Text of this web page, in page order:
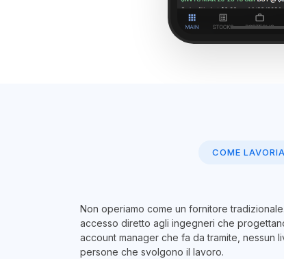
COME
Non operiamo come un fornitore
accesso diretto agli ingegneri che
account manager che fa da tramite, nessun
persone che svolgono il lavoro.